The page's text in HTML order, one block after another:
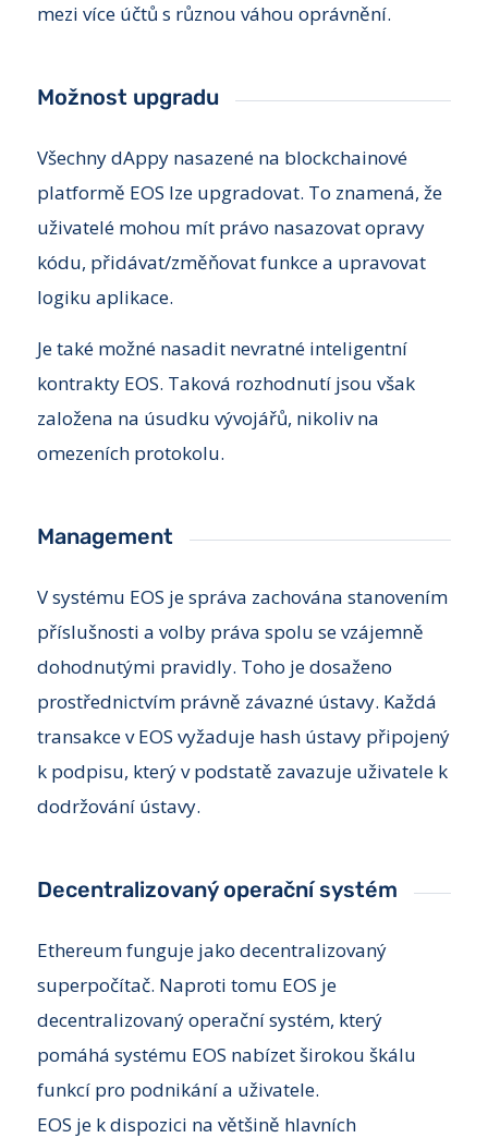
mezi více účtů s různou váhou oprávnění.
Možnost upgradu
Všechny dAppy nasazené na blockchainové
platformě EOS lze upgradovat. To znamená, že
uživatelé mohou mít právo nasazovat opravy
kódu, přidávat/změňovat funkce a upravovat
logiku aplikace.
Je také možné nasadit nevratné inteligentní
kontrakty EOS. Taková rozhodnutí jsou však
založena na úsudku vývojářů, nikoliv na
omezeních protokolu.
Management
V systému EOS je správa zachována stanovením
příslušnosti a volby práva spolu se vzájemně
dohodnutými pravidly. Toho je dosaženo
prostřednictvím právně závazné ústavy. Každá
transakce v EOS vyžaduje hash ústavy připojený
k podpisu, který v podstatě zavazuje uživatele k
dodržování ústavy.
Decentralizovaný operační systém
Ethereum funguje jako decentralizovaný
superpočítač. Naproti tomu EOS je
decentralizovaný operační systém, který
pomáhá systému EOS nabízet širokou škálu
funkcí pro podnikání a uživatele.
EOS je k dispozici na většině hlavních